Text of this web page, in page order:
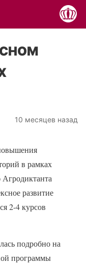
10 месяцев назад
в рамках
развитие
2-4 курсов
подробно на
программы